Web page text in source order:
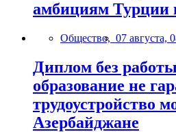
амбициям Турции
Общество, 07 августа,
Диплом без
образование не
трудоустройство
Азербайджане